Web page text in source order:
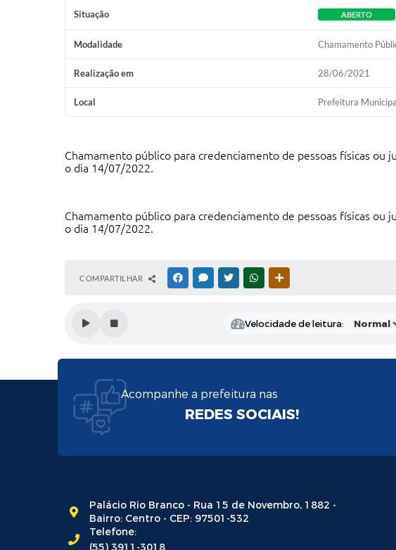
Situação ABERTO
Modalidade Chamamento
Realização em 28/06/2021
Local Prefeitura
Chamamento público para credenciamento de pessoas físicas ou
o dia 14/07/2022.
Chamamento público para credenciamento de pessoas físicas ou
o dia 14/07/2022.
COMPARTILHAR FACEBOOKMESSENGER
TWITTERWHATSAPP
Velocidade de leitura:
Acompanhe a prefeitura nas
REDES SOCIAIS!
Palácio Rio Branco - Rua 15 de Novembro, 1882 -
Bairro: Centro - CEP: 97501-532
Telefone:
(55) 3911-3018